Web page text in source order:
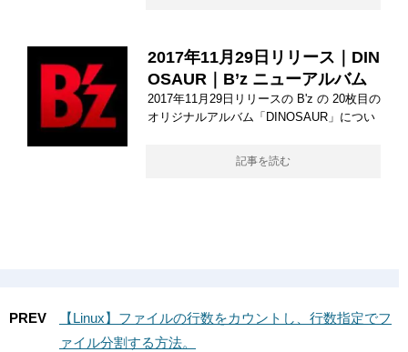
2017年11月29日リリース｜DIN
OSAUR｜B’z ニューアルバム
2017年11月29日リリースの B'z の 20枚目の
オリジナルアルバム「DINOSAUR」につい
記事を読む
PREV
【Linux】ファイルの行数をカウントし、行数指定でフ
ァイル分割する方法。